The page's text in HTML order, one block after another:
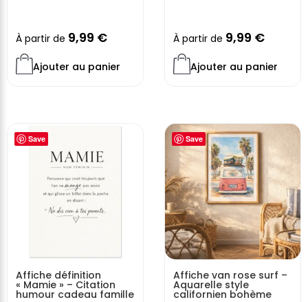
À partir de 9,99 €
Ajouter au panier
À partir de 9,99 €
Ajouter au panier
Save
Affiche définition
« Mamie » – Citation
humour cadeau famille
Save
Affiche van rose surf –
Aquarelle style
californien bohème